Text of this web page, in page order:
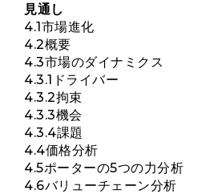
見通し
4.1市場進化
4.2概要
4.3市場のダイナミクス
4.3.1ドライバー
4.3.2拘束
4.3.3機会
4.3.4課題
4.4価格分析
4.5ポーターの5つの力分析
4.6バリューチェーン分析